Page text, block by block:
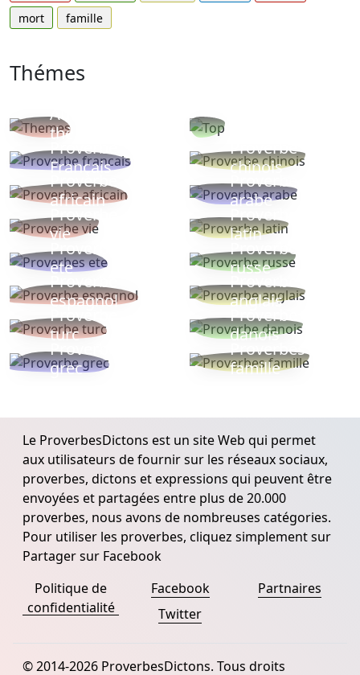
mort
famille
Thémes
Autres
thèmes
Proverbe
Français
Proverbe
chinois
Proverbe
africain
Proverbe
arabe
Proverbe
vie
Proverbe
latin
Proverbes
ete
Proverbe
russe
Proverbe
espagnol
Proverbe
anglais
Proverbe
turc
Proverbe
danois
Proverbe
grec
Proverbes
famille
Le ProverbesDictons est un site Web qui permet
aux utilisateurs de fournir sur les réseaux sociaux,
proverbes, dictons et expressions qui peuvent être
envoyées et partagées entre plus de 20.000
proverbes, nous avons de nombreuses catégories.
Pour utiliser les proverbes, cliquez simplement sur
Partager sur Facebook
Politique de
confidentialité
Facebook
Twitter
Partnaires
© 2014-2026 ProverbesDictons. Tous droits